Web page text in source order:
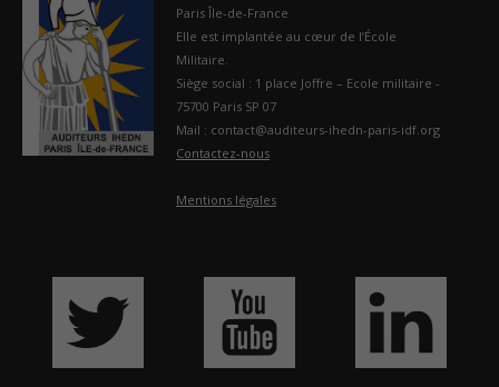
Paris Île-de-France
Elle est implantée au cœur de l’École
Militaire.
Siège social : 1 place Joffre – Ecole militaire -
75700 Paris SP 07
Mail : contact@auditeurs-ihedn-paris-idf.org
Contactez-nous
Mentions légales